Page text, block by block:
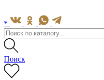
*
Поиск